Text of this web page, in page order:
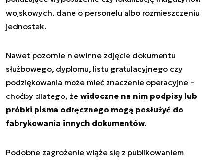
wojskowych, dane o personelu albo rozmieszczeniu
jednostek.
Nawet pozornie niewinne zdjęcie dokumentu
służbowego, dyplomu, listu gratulacyjnego czy
podziękowania może mieć znaczenie operacyjne –
choćby dlatego, że widoczne na nim podpisy lub
próbki pisma odręcznego mogą posłużyć do
fabrykowania innych dokumentów.
Podobne zagrożenie wiąże się z publikowaniem